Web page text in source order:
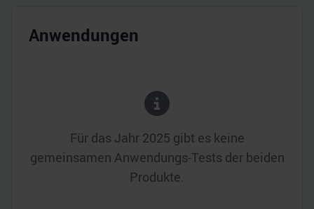
Anwendungen
Für das Jahr 2025 gibt es keine
gemeinsamen Anwendungs-Tests der beiden
Produkte.